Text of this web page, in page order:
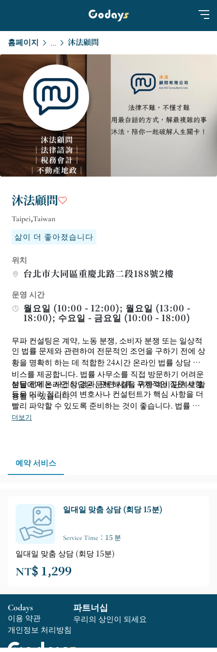
홈페이지 ... 沐法顧問
沐法顧問
Taipei,Taiwan
삶이 더 좋아졌습니다
위치
台北市大同區重慶北路二段188號2樓
운영 시간
월요일 (10:00 - 12:00); 월요일 (13:00 -
18:00); 수요일 - 금요일 (10:00 - 18:00)
무파 컨설팅은 계약, 노동 분쟁, 소비자 분쟁 또는 일상적
인 법률 문제와 관련하여 전문적인 조언을 구하기 전에 상
황을 명확히 하는 데 적합한 24시간 온라인 법률 상담 서
비스를 제공합니다. 법률 사무소를 직접 방문하기 어려운
분들에게 온라인 상담은 문제 해결을 위한 예비 단계로 활
용될 수 있습니다.
상담 전에는 사건의 경과, 관련 서류, 구체적인 질문 사항
등을 미리 정리하여 변호사나 컨설턴트가 핵심 사항을 더
빨리 파악할 수 있도록 준비하는 것이 좋습니다. 법률 자
문은 각 사안의 사실 관계에 따라 결정됩니다. 소송, 시효,
사전에 보관하는 것도 권장됩니다.
더보기
예약 서비스
일대일 맞춤 상담 (회당 15분)
Service Time：15 분
일대일 맞춤 상담 (회당 15분)
NT$ 1,299
Codays
이용 약관
개인정보 처리방침
파트너십
우리의 상인이 되세요